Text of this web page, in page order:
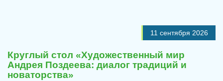
11 сентября 2026
Круглый стол «Художественный мир
Андрея Поздеева: диалог традиций и
новаторства»